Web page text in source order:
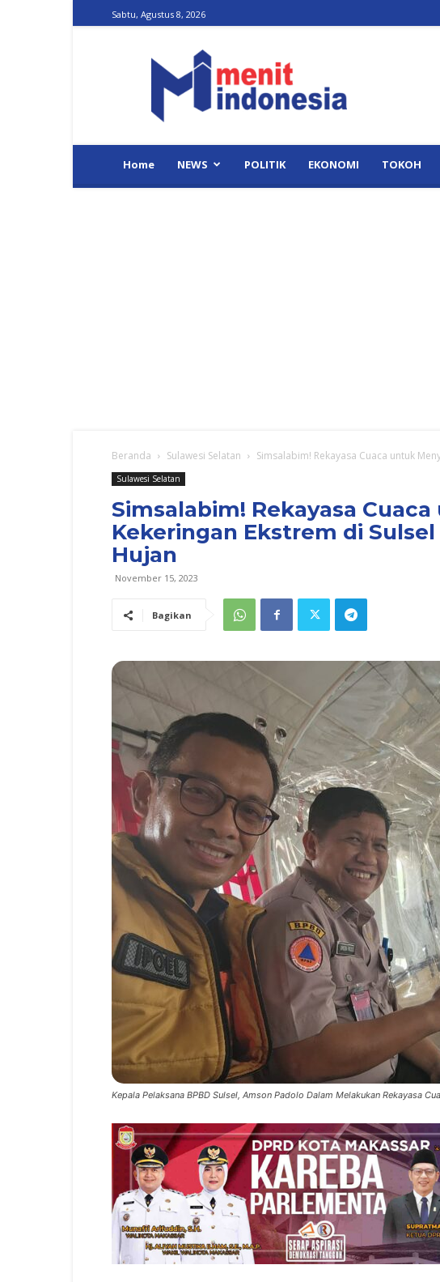
Sabtu, Agustus 8, 2026
Indonesia
Home NEWS POLITIK EKONOMI TOKOH
Beranda Sulawesi Selatan Simsalabim! Rekayasa Cuaca untuk
Sulawesi Selatan
Simsalabim! Rekayasa
Kekeringan Ekstrem di
Hujan
November 15, 2023
Bagikan
Kepala Pelaksana BPBD Sulsel, Amson Padolo Dalam Melakukan Rekayasa